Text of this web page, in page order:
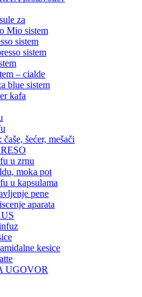
za
Mio sistem
sistem
sistem
– cialde
blue sistem
kafa
šećer, mešači
u zrnu
moka pot
u kapsulama
pene
aparata
kesice
UGOVOR